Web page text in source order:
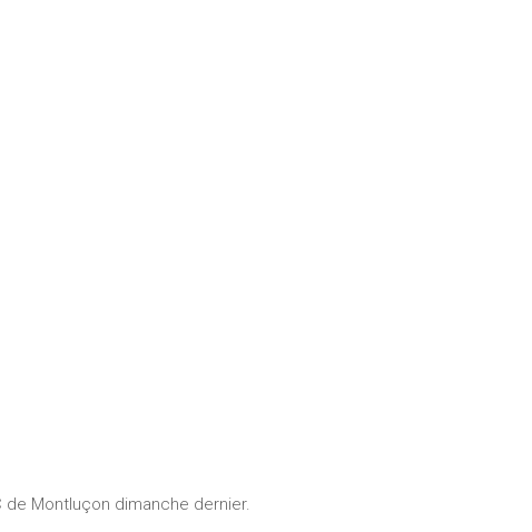
de Montluçon dimanche dernier.